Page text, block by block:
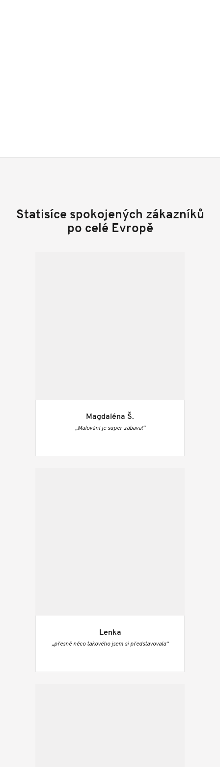
Statisíce spokojených zákazníků
po celé Evropě
Magdaléna Š.
„Malování je super zábava!“
Lenka
„přesně něco takového jsem si představovala“